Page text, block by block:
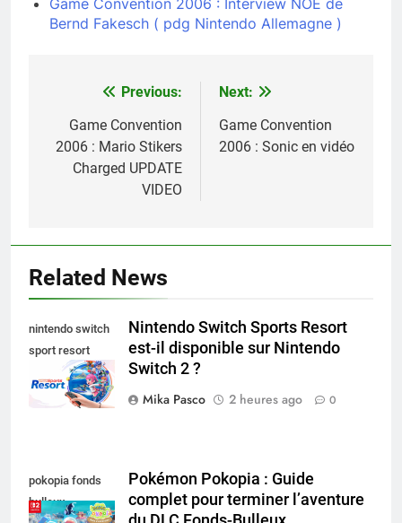
Bernd Fakesch ( pdg Nintendo Allemagne )
Navigation
l’article
Previous:
Game Convention
2006 : Mario Stikers
Charged UPDATE
VIDEO
Next:
Game Convention
2006 : Sonic en vidéo
Related News
nintendo switch
sport resort
nintendo switch
Nintendo Switch Sports Resort
est-il disponible sur Nintendo
Switch 2 ?
Mika Pasco
2 heures ago 0
pokopia fonds
bulleux
Pokémon Pokopia : Guide
complet pour terminer l’aventure